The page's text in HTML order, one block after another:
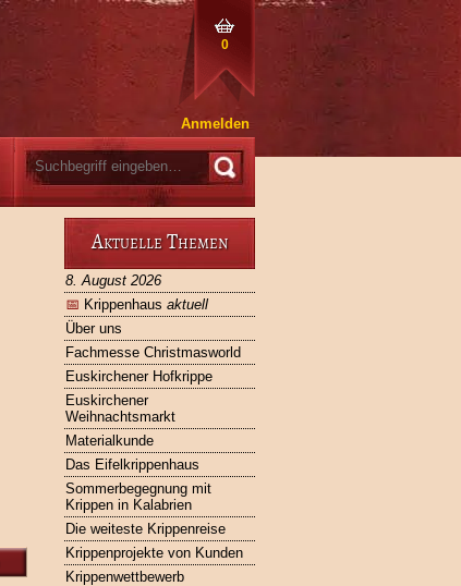
0
Anmelden
Aktuelle Themen
8. August 2026
📅 Krippenhaus aktuell
Über uns
Fachmesse Christmasworld
Euskirchener Hofkrippe
Euskirchener
Weihnachtsmarkt
Materialkunde
Das Eifelkrippenhaus
Sommerbegegnung mit
Krippen in Kalabrien
Die weiteste Krippenreise
Krippenprojekte von Kunden
Krippenwettbewerb